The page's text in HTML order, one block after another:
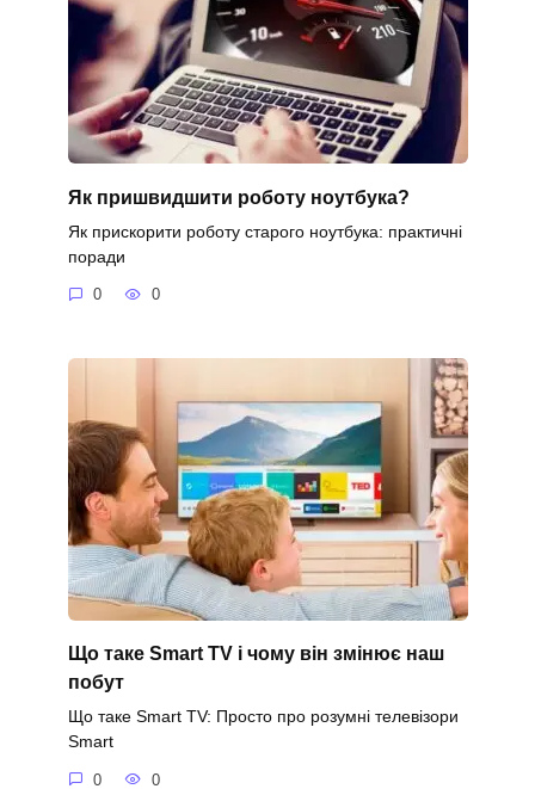
Як пришвидшити роботу ноутбука?
Як прискорити роботу старого ноутбука: практичні
поради
0 0
Що таке Smart TV і чому він змінює наш
побут
Що таке Smart TV: Просто про розумні телевізори
Smart
0 0